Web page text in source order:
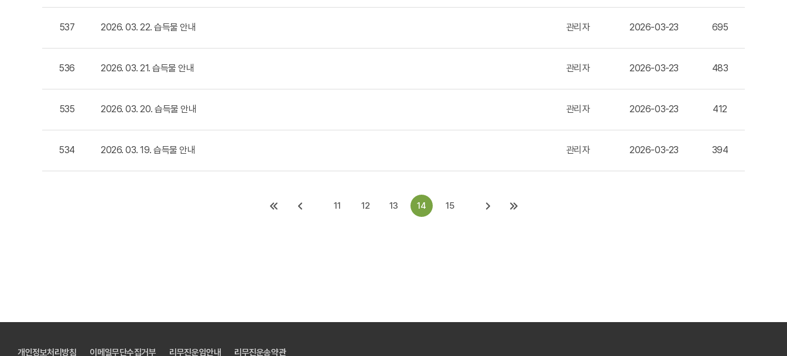
537 2026. 03. 22. 습득물 안내 관리자 2026-03-23 695
536 2026. 03. 21. 습득물 안내 관리자 2026-03-23 483
535 2026. 03. 20. 습득물 안내 관리자 2026-03-23 412
534 2026. 03. 19. 습득물 안내 관리자 2026-03-23 394
11 12 13 14 15
개인정보처리방침 이메일무단수집거부 리무진운임안내 리무진운송약관